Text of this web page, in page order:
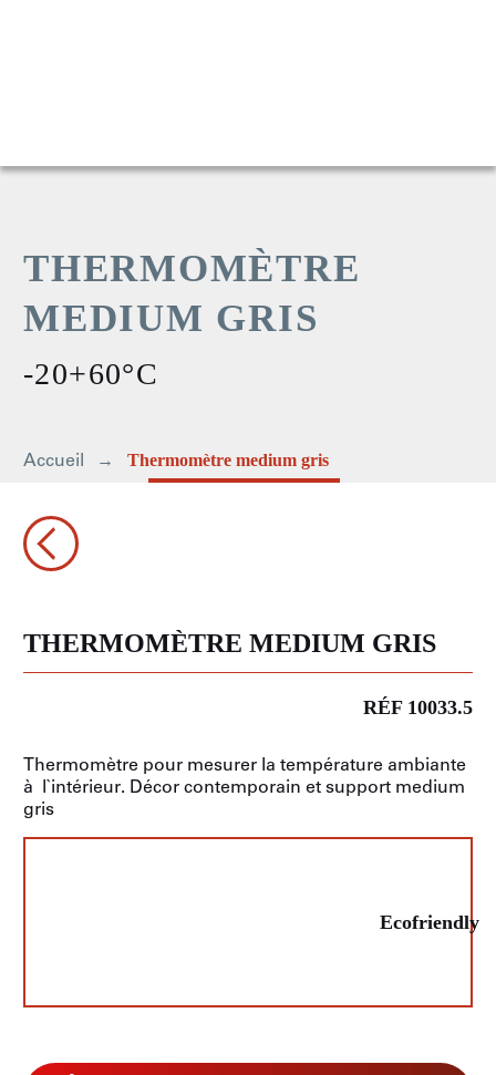
THERMOMÈTRE
MEDIUM GRIS
-20+60°C
Accueil Thermomètre medium gris
THERMOMÈTRE MEDIUM GRIS
RÉF 10033.5
Thermomètre pour mesurer la température ambiante
à l`intérieur. Décor contemporain et support medium
gris
Ecofriendly